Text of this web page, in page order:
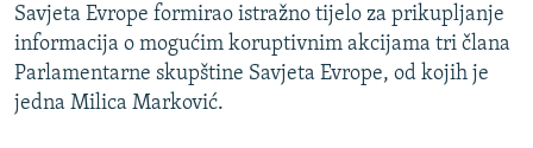
Savjeta Evrope formirao istražno tijelo za prikupljanje
informacija o mogućim koruptivnim akcijama tri člana
Parlamentarne skupštine Savjeta Evrope, od kojih je
jedna Milica Marković.